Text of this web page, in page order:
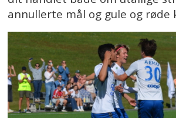
annullerte mål og gule og røde